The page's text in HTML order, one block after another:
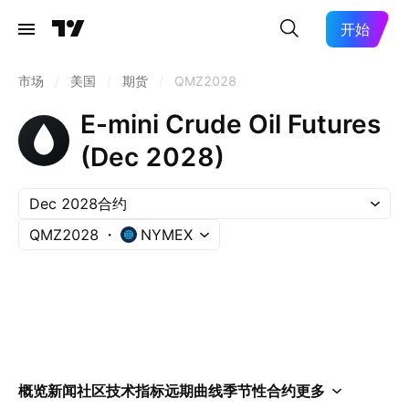
开始
市场 美国 期货 QMZ2028
E-mini Crude Oil Futures
(Dec 2028)
Dec 2028合约
QMZ2028
NYMEX
概览新闻社区技术指标远期曲线季节性合约更多